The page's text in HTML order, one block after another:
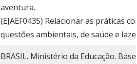
aventura.
(EJAEF0435) Relacionar as práticas
questões ambientais, de saúde e
BRASIL. Ministério da Educação.